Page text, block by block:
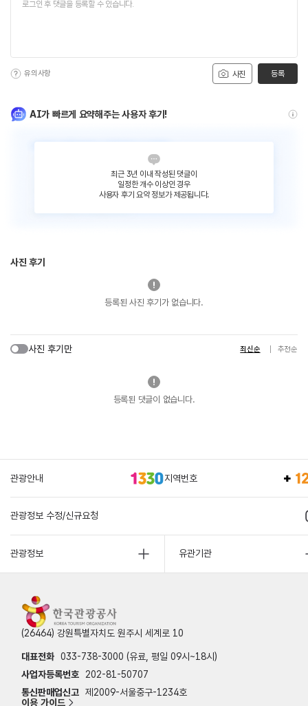
사진
유의사항 등록
AI가 빠르게 요약해주는 사용자 후기!
최근 3년 이내 작성된 댓글이
일정한 개수 이상인 경우
사용자 후기 요약 정보가 제공됩니다.
사진 후기
등록된 사진 후기가 없습니다.
사진 후기만 최신순 추천순
등록된 댓글이 없습니다.
관광안내 지역번호
관광정보 수정/신규요청
관광정보 유관기관
(26464) 강원특별자치도 원주시 세계로 10
대표전화 033-738-3000 (유료, 평일 09시~18시)
사업자등록번호
202-81-50707
통신판매업신고 제2009-서울중구-1234호
이용 가이드